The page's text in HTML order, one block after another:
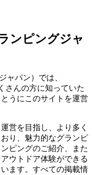
ンピングジャ
ャパン）では、
さんの方に知っていた
うにこのサイトを運営
営を目指し、より多く
り、魅力的なグランピ
ピングのご紹介、また
ウトドア体験ができる
ます。すべての掲載情